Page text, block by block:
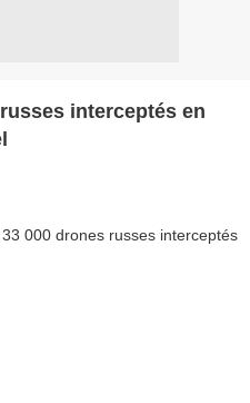
interceptés en